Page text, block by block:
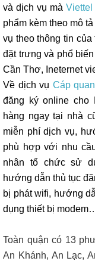
và dịch vụ màViettel
phẩm kèm theo mô
vụ theo thông tin
đặt trưng và phổ
Cần Thơ, Ineternet
Về dịch vụ Cáp
đăng ký online cho
hàng ngay tại nhà
miễn phí dịch vụ,
phù hợp với nhu
nhân tổ chức sử
hướng dẫn thủ tục
bị phát wifi, hướng
dụng thiết bị
Toàn quận có 13
An Khánh, An Lạc,